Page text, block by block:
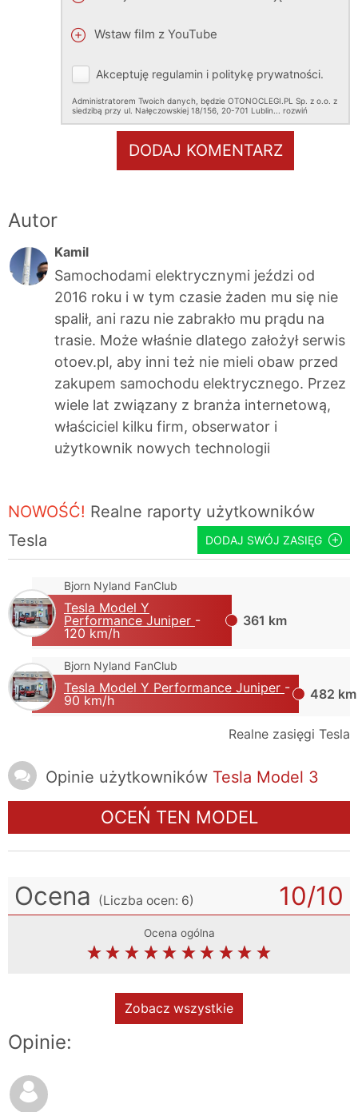
Wstaw film z YouTube
Akceptuję regulamin i politykę prywatności.
Administratorem Twoich danych, będzie OTONOCLEGI.PL Sp. z o.o. z
siedzibą przy ul. Nałęczowskiej 18/156, 20-701 Lublin.
rozwiń
DODAJ KOMENTARZ
Autor
Kamil
Samochodami elektrycznymi jeździ od
2016 roku i w tym czasie żaden mu się nie
spalił, ani razu nie zabrakło mu prądu na
trasie. Może właśnie dlatego założył serwis
otoev.pl, aby inni też nie mieli obaw przed
zakupem samochodu elektrycznego. Przez
wiele lat związany z branża internetową,
właściciel kilku firm, obserwator i
użytkownik nowych technologii
NOWOŚĆ! Realne raporty użytkowników
Tesla
DODAJ SWÓJ ZASIĘG
Bjorn Nyland FanClub
Tesla Model Y
Performance Juniper -
120 km/h
361 km
Bjorn Nyland FanClub
Tesla Model Y Performance Juniper -
90 km/h
482 km
Realne zasięgi Tesla
Opinie użytkowników Tesla Model 3
OCEŃ TEN MODEL
Ocena (Liczba ocen: 6) 10/10
Ocena ogólna
Zobacz wszystkie
Opinie: